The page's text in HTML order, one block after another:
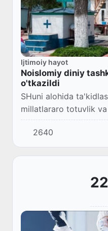
Ijtimoiy hayot
Noislomiy diniy
o'tkazildi
SHuni alohida
millatlararo totuvlik
do'stlikni
barqarorlikning muhim
2640
22